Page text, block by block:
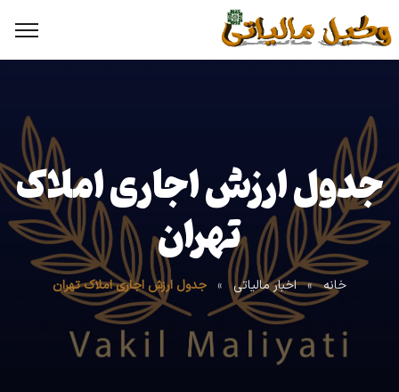
جدول ارزش اجاری املاک
تهران
خانه » اخبار مالیاتی » جدول ارزش اجاری املاک تهران